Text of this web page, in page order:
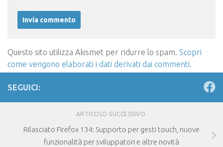
Questo sito utilizza Akismet per ridurre lo spam. Scopri
come vengono elaborati i dati derivati dai commenti.
SEGUICI:
ARTICOLO SUCCESSIVO
Rilasciato Firefox 134: Supporto per gesti touch, nuove
funzionalità per sviluppatori e altre novità